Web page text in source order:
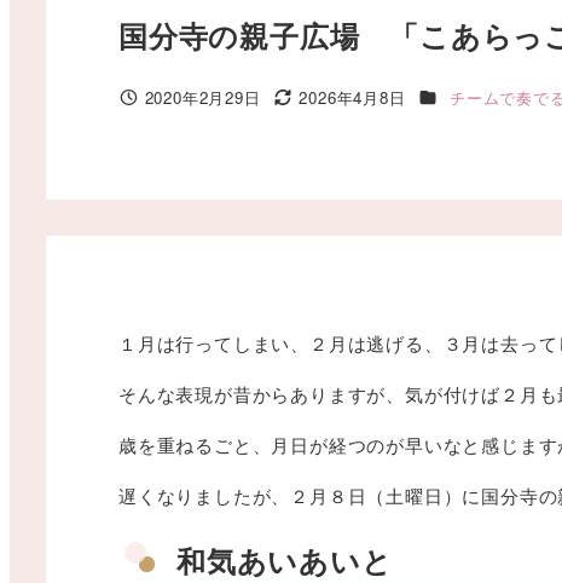
国分寺の親子広場 「こあら
投稿日
2020年2月29日
更新日
2026年4月8日 カテゴリー
チームで奏で
１月は行ってしまい、２月は逃げる、３月は去って
そんな表現が昔からありますが、気が付けば２月も
歳を重ねるごと、月日が経つのが早いなと感じま
遅くなりましたが、２月８日（土曜日）に国分寺
和気あいあいと